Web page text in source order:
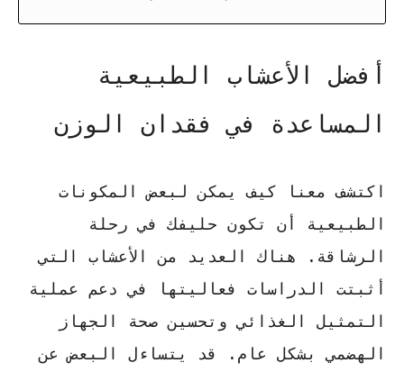
أفضل الأعشاب الطبيعية
المساعدة في فقدان الوزن
اكتشف معنا كيف يمكن لبعض المكونات
الطبيعية أن تكون حليفك في رحلة
الرشاقة. هناك العديد من الأعشاب التي
أثبتت الدراسات فعاليتها في دعم عملية
التمثيل الغذائي وتحسين صحة الجهاز
الهضمي بشكل عام. قد يتساءل البعض عن